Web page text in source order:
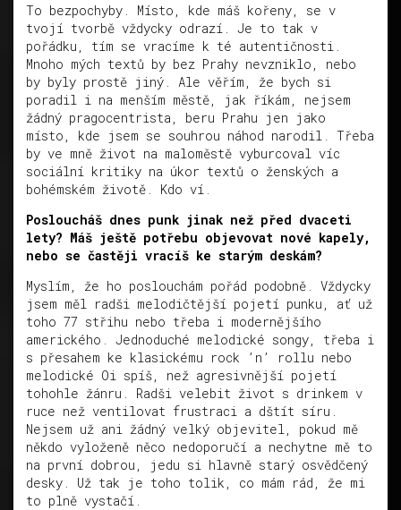
To bezpochyby. Místo, kde máš kořeny, se v
tvojí tvorbě vždycky odrazí. Je to tak v
pořádku, tím se vracíme k té autentičnosti.
Mnoho mých textů by bez Prahy nevzniklo, nebo
by byly prostě jiný. Ale věřím, že bych si
poradil i na menším městě, jak říkám, nejsem
žádný pragocentrista, beru Prahu jen jako
místo, kde jsem se souhrou náhod narodil. Třeba
by ve mně život na maloměstě vyburcoval víc
sociální kritiky na úkor textů o ženských a
bohémském životě. Kdo ví.
Posloucháš dnes punk jinak než před dvaceti
lety? Máš ještě potřebu objevovat nové kapely,
nebo se častěji vracíš ke starým deskám?
Myslím, že ho poslouchám pořád podobně. Vždycky
jsem měl radši melodičtější pojetí punku, ať už
toho 77 střihu nebo třeba i modernějšího
amerického. Jednoduché melodické songy, třeba i
s přesahem ke klasickému rock ’n’ rollu nebo
melodické Oi spíš, než agresivnější pojetí
tohohle žánru. Radši velebit život s drinkem v
ruce než ventilovat frustraci a dštít síru.
Nejsem už ani žádný velký objevitel, pokud mě
někdo vyloženě něco nedoporučí a nechytne mě to
na první dobrou, jedu si hlavně starý osvědčený
desky. Už tak je toho tolik, co mám rád, že mi
to plně vystačí.